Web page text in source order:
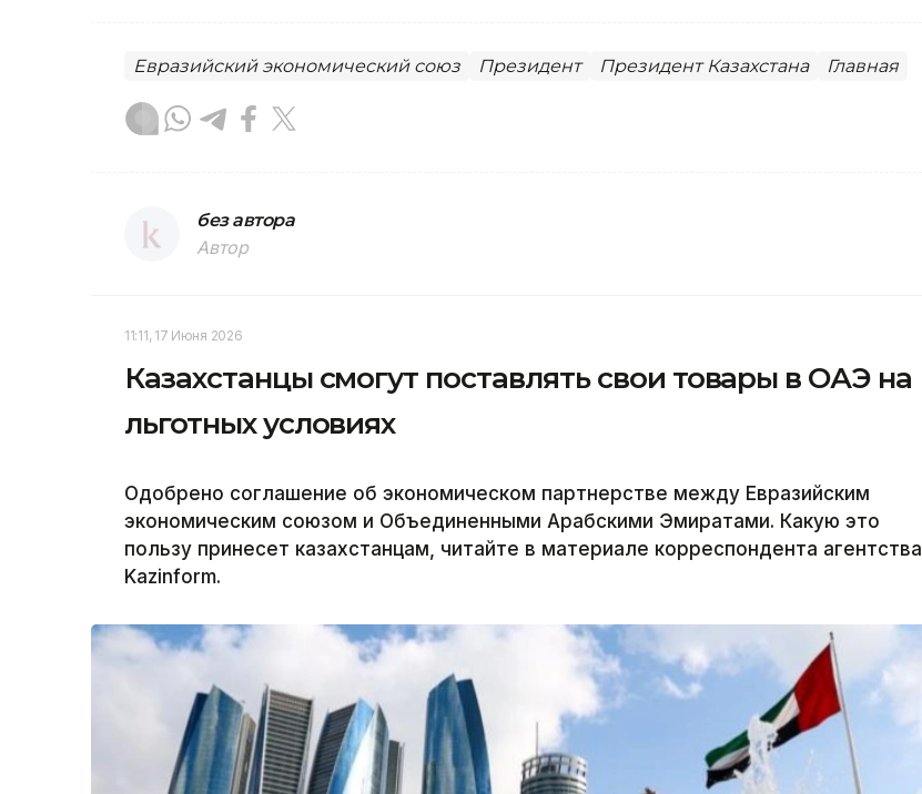
Евразийский экономический союз Президент Президент Казахстана Главная
без автора
Автор
11:11, 17 Июня 2026
Казахстанцы смогут поставлять свои товары в ОАЭ на
льготных условиях
Одобрено соглашение об экономическом партнерстве между Евразийским
экономическим союзом и Объединенными Арабскими Эмиратами. Какую это
пользу принесет казахстанцам, читайте в материале корреспондента агентства
Kazinform.